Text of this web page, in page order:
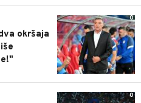
0
okršaja
0